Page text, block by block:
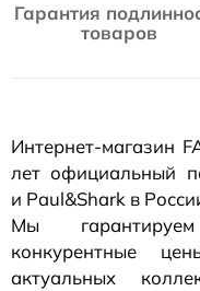
Гарантия
товаров
Интернет-магазин
лет официальный
и Paul&Shark в
Мы
конкурентные
актуальных